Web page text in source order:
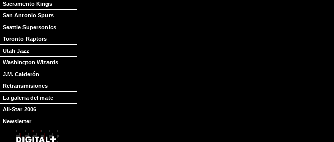
Sacramento Kings
San Antonio Spurs
Seattle Supersonics
Toronto Raptors
Utah Jazz
Washington Wizards
J.M. Calderón
Retransmisiones
La galeria del mate
All-Star 2006
Newsletter